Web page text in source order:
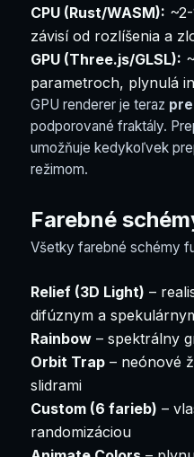
CPU (Rust/WASM):
závisí od rozlíšenia a
GPU (Three.js/GLSL):
parametroch, plynulá
GPU renderer je teraz
podporované fraktály.
umožňuje kedykoľvek
režimom.
Farebné
Všetky farebné schémy
Relief (3D Light) –
difúznym a
Rainbow – spektrálny
Orbit Trap – neónové
slidrami
Custom (6 farieb) –
randomizáciou